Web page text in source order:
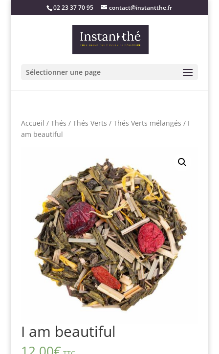
02 23 37 70 95 contact@instantthe.fr
Sélectionner une page
Accueil / Thés / Thés Verts / Thés Verts mélangés / I
am beautiful
I am beautiful